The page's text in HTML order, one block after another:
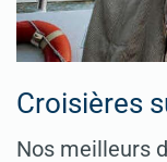
Croisières
Nos meilleurs